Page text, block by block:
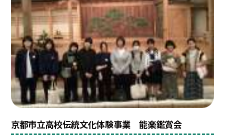
京都市立高校伝統文化体験事業 能楽鑑賞会